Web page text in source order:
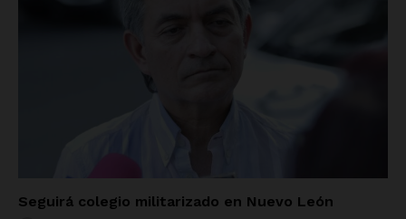
Seguirá colegio militarizado en Nuevo León